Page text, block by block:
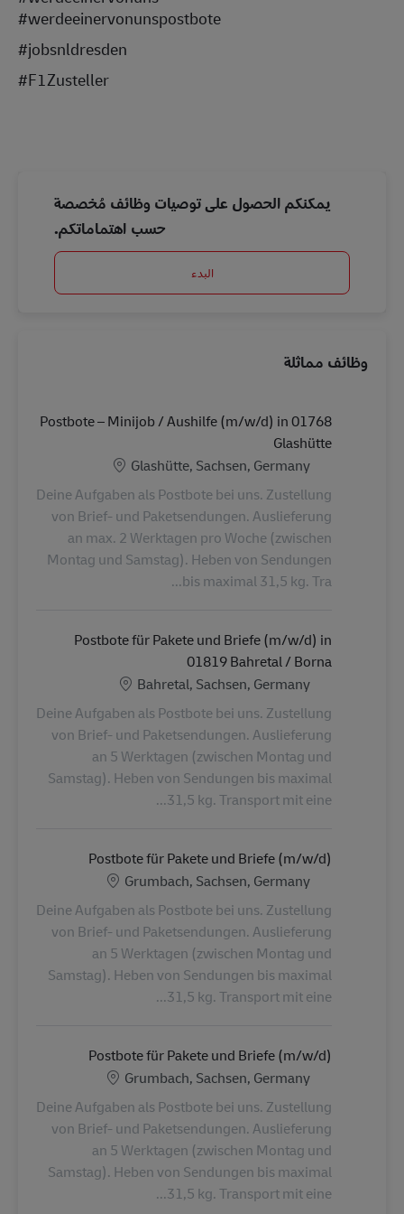
#werdeeinervonunspostbote
#jobsnldresden
#F1Zusteller
يمكنكم الحصول على توصيات وظائف مُخصصة
حسب اهتماماتكم.
البدء
وظائف مماثلة
Postbote – Minijob / Aushilfe (m/w/d) in 01768
Glashütte
الموقع
Glashütte, Sachsen, Germany
Deine Aufgaben als Postbote bei uns. Zustellung
von Brief- und Paketsendungen. Auslieferung
an max. 2 Werktagen pro Woche (zwischen
Montag und Samstag). Heben von Sendungen
bis maximal 31,5 kg. Tra...
Postbote für Pakete und Briefe (m/w/d) in
01819 Bahretal / Borna
الموقع
Bahretal, Sachsen, Germany
Deine Aufgaben als Postbote bei uns. Zustellung
von Brief- und Paketsendungen. Auslieferung
an 5 Werktagen (zwischen Montag und
Samstag). Heben von Sendungen bis maximal
31,5 kg. Transport mit eine...
Postbote für Pakete und Briefe (m/w/d)
الموقع
Grumbach, Sachsen, Germany
Deine Aufgaben als Postbote bei uns. Zustellung
von Brief- und Paketsendungen. Auslieferung
an 5 Werktagen (zwischen Montag und
Samstag). Heben von Sendungen bis maximal
31,5 kg. Transport mit eine...
Postbote für Pakete und Briefe (m/w/d)
الموقع
Grumbach, Sachsen, Germany
Deine Aufgaben als Postbote bei uns. Zustellung
von Brief- und Paketsendungen. Auslieferung
an 5 Werktagen (zwischen Montag und
Samstag). Heben von Sendungen bis maximal
31,5 kg. Transport mit eine...